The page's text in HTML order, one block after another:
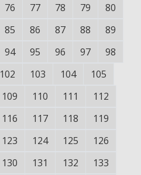
76 77 78 79
80
85 86 87 88
89
94 95 96 97
98
102 103 104
105
109 110 111
112
116 117 118
119
123 124 125
126
130 131 132
133